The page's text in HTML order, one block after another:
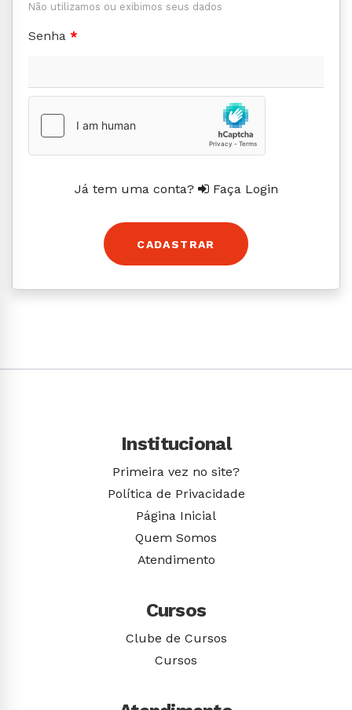
Não utilizamos ou exibimos seus dados
Senha *
Já tem uma conta? Faça Login
CADASTRAR
Institucional
Primeira vez no site?
Política de Privacidade
Página Inicial
Quem Somos
Atendimento
Cursos
Clube de Cursos
Cursos